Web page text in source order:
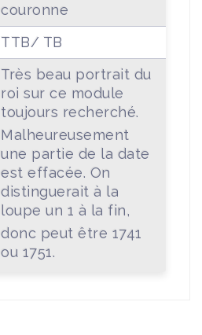
couronne
TTB/ TB
Très beau portrait du
roi sur ce module
toujours recherché.
Malheureusement
une partie de la date
est effacée. On
distinguerait à la
loupe un 1 à la fin,
donc peut être 1741
ou 1751.